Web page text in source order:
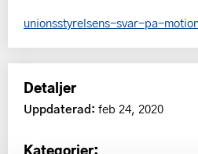
unionsstyrelsens-svar-pa-
Detaljer
Uppdaterad: feb 24, 2020
Kategorier: